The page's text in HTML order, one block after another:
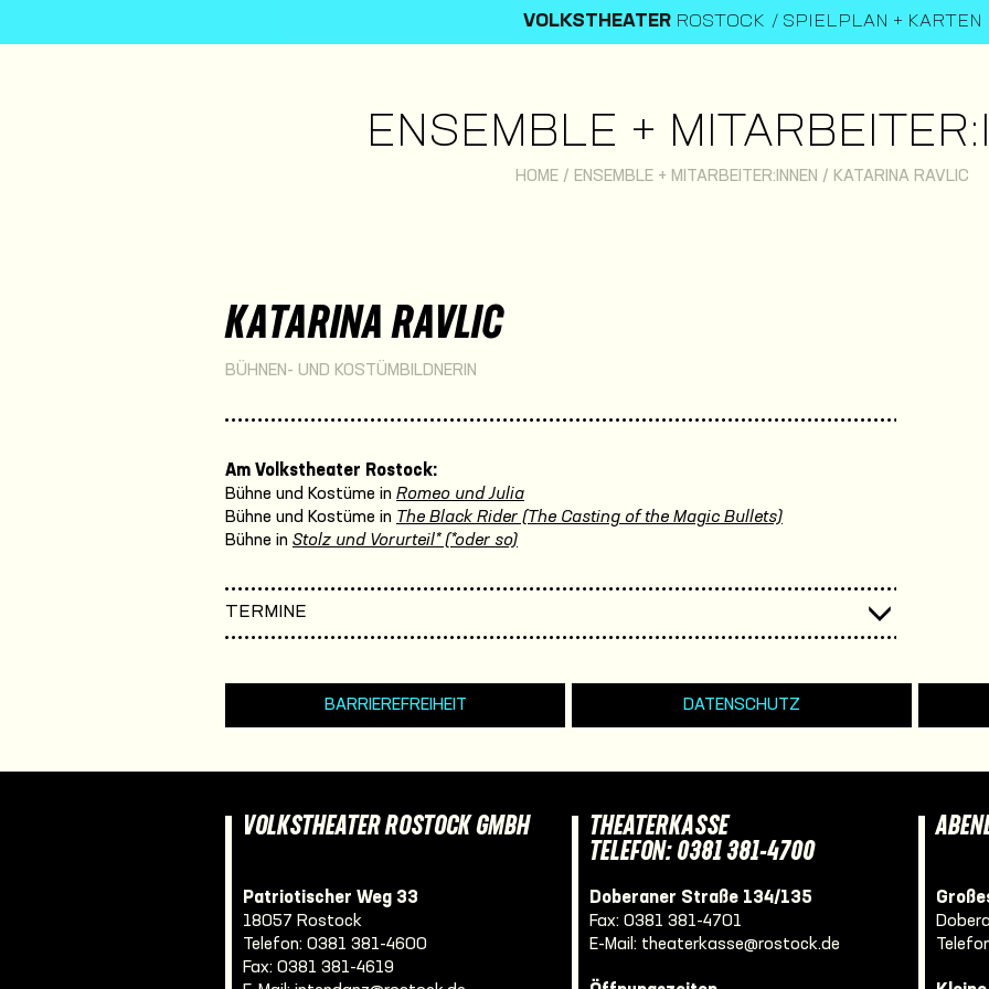
VOLKSTHEATER ROSTOCK SPIELPLAN + KARTEN
ENSEMBLE +
HOME/ ENSEMBLE + MITARBEITER:INNEN / KATARINA RAVLIC
KATARINA RAVLIC
BÜHNEN- UND KOSTÜMBILDNERIN
Am Volkstheater Rostock:
Bühne und Kostüme in Romeo und Julia
Bühne und Kostüme in The Black Rider (The Casting of the Magic Bullets)
Bühne in Stolz und Vorurteil* (*oder so)
TERMINE
BARRIEREFREIHEIT DATENSCHUTZ
VOLKSTHEATER ROSTOCK GMBH
Patriotischer Weg 33
18057 Rostock
Telefon: 0381 381-4600
Fax: 0381 381-4619
THEATERKASSE
TELEFON: 0381 381-4700
Doberaner Straße 134/135
Fax: 0381 381-4701
E-Mail: theaterkasse@rostock.de